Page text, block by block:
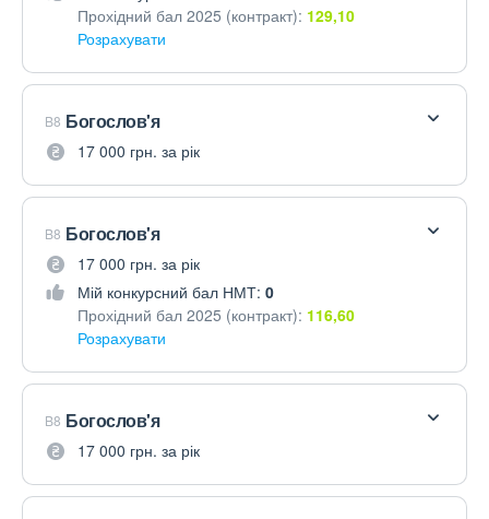
Прохідний бал 2025 (контракт): 129,10
Розрахувати
B8 Богослов'я
17 000 грн. за рік
B8 Богослов'я
17 000 грн. за рік
Мій конкурсний бал НМТ: 0
Прохідний бал 2025 (контракт): 116,60
Розрахувати
B8 Богослов'я
17 000 грн. за рік